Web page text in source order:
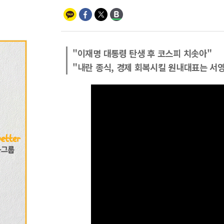
"이재명 대통령 탄생 후 코스피 치솟아"
"내란 종식, 경제 회복시킬 원내대표는 서